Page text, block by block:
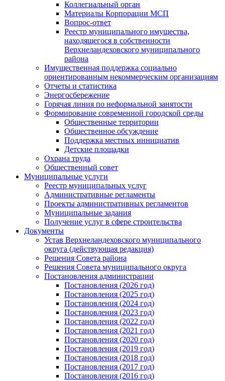
Коллегиальный орган
Материалы Корпорации МСП
Вопрос-ответ
Реестр муниципального имущества,
находящегося в собственности
Верхнеландеховского муниципального
района
Имущественная поддержка социально
ориентированным некоммерческим организациям
Отчеты и статистика
Энергосбережение
Горячая линия по неформальной занятости
Формирование современной городской среды
Общественные территории
Общественное обсуждение
Поддержка местных иннициатив
Детские площадки
Охрана труда
Общественный совет
Муниципальные услуги
Реестр муниципальных услуг
Административные регламенты
Проекты административных регламентов
Муниципальные задания
Получение услуг в сфере строительства
Документы
Устав Верхнеландеховского муниципального
округа (действующая редакция)
Решения Совета района
Решения Совета муниципального округа
Постановления администрации
Постановления (2026 год)
Постановления (2025 год)
Постановления (2024 год)
Постановления (2023 год)
Постановления (2022 год)
Постановления (2021 год)
Постановления (2020 год)
Постановления (2019 год)
Постановления (2018 год)
Постановления (2017 год)
Постановления (2016 год)